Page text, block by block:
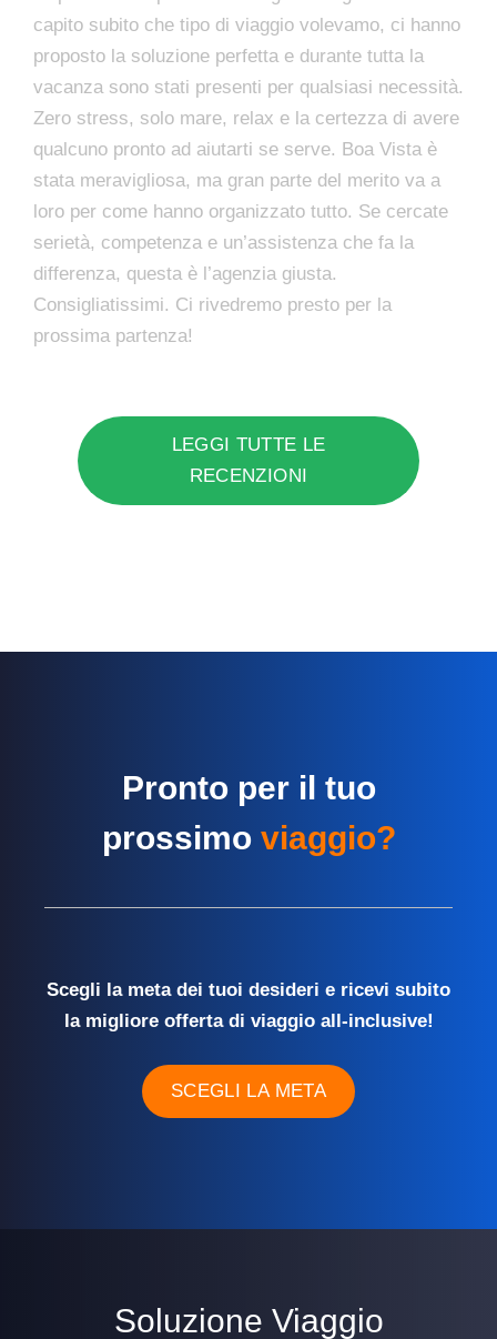
capito subito che tipo di viaggio volevamo, ci hanno
proposto la soluzione perfetta e durante tutta la
vacanza sono stati presenti per qualsiasi necessità.
Zero stress, solo mare, relax e la certezza di avere
qualcuno pronto ad aiutarti se serve. Boa Vista è
stata meravigliosa, ma gran parte del merito va a
loro per come hanno organizzato tutto. Se cercate
serietà, competenza e un’assistenza che fa la
differenza, questa è l’agenzia giusta.
Consigliatissimi. Ci rivedremo presto per la
prossima partenza!
LEGGI TUTTE LE
RECENZIONI
Pronto per il tuo
prossimo viaggio?
Scegli la meta dei tuoi desideri e ricevi subito
la migliore offerta di viaggio all-inclusive!
SCEGLI LA META
Soluzione Viaggio